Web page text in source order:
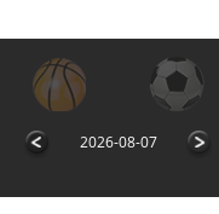
2026-08-07